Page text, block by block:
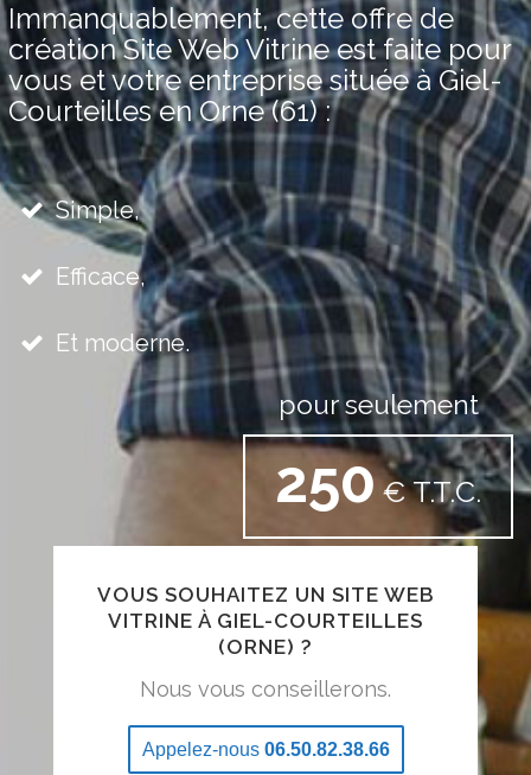
Immanquablement, cette offre de
création Site Web Vitrine est faite pour
vous et votre entreprise située à Giel-
Courteilles en Orne (61) :
Simple,
Efficace,
Et moderne.
pour seulement
250 € T.T.C.
VOUS SOUHAITEZ UN SITE WEB
VITRINE À GIEL-COURTEILLES
(ORNE) ?
Nous vous conseillerons.
Appelez-nous 06.50.82.38.66